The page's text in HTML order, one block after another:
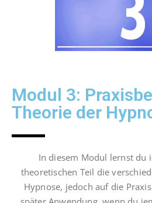
Modul 3:
Theorie der
In diesem Modul lernst du
theoretischen Teil die
Hypnose, jedoch auf die